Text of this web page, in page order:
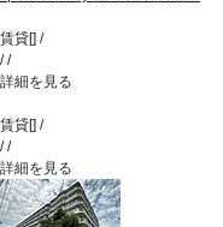
賃貸[] /
//
詳細を見る
賃貸[] /
//
詳細を見る